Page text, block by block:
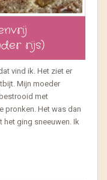
rijs)
vind ik. Het ziet er
Mijn moeder
met
pronken. Het was dan
ging sneeuwen. Ik